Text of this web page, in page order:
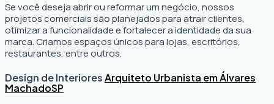
Se você deseja abrir ou reformar um negócio, nossos
projetos comerciais são planejados para atrair clientes,
otimizar a funcionalidade e fortalecer a identidade da sua
marca. Criamos espaços únicos para lojas, escritórios,
restaurantes, entre outros.
Design de InterioresArquiteto Urbanista em Álvares
MachadoSP